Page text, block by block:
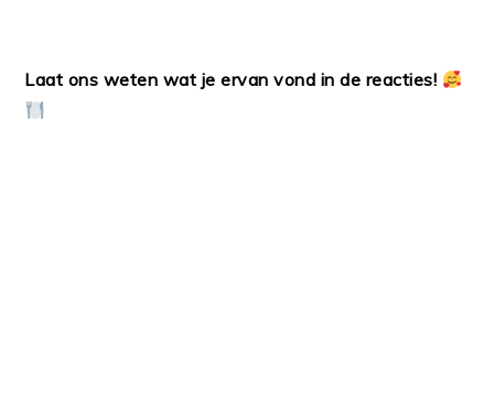
Laat ons weten wat je ervan vond in de reacties!